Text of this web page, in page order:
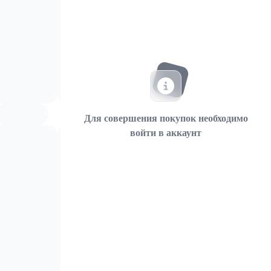
Для совершения покупок необходимо
войти в аккаунт